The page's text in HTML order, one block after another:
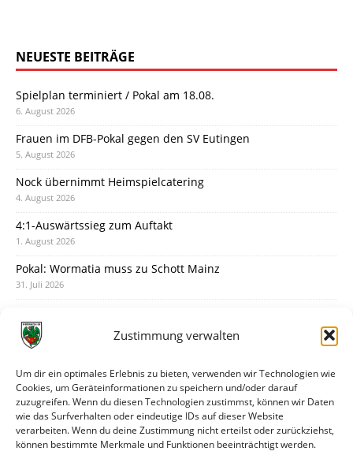
Zustimmung verwalten
Um dir ein optimales Erlebnis zu bieten, verwenden wir Technologien wie
Cookies, um Geräteinformationen zu speichern und/oder darauf
zuzugreifen. Wenn du diesen Technologien zustimmst, können wir Daten
wie das Surfverhalten oder eindeutige IDs auf dieser Website
verarbeiten. Wenn du deine Zustimmung nicht erteilst oder zurückziehst,
können bestimmte Merkmale und Funktionen beeinträchtigt werden.
NEUESTE BEITRÄGE
Spielplan terminiert / Pokal am 18.08.
6. August 2026
Frauen im DFB-Pokal gegen den SV Eutingen
5. August 2026
Nock übernimmt Heimspielcatering
4. August 2026
4:1-Auswärtssieg zum Auftakt
1. August 2026
Pokal: Wormatia muss zu Schott Mainz
31. Juli 2026
30. Juli 2026
28. Juli 2026
Neuer Rückensponsor
28. Juli 2026
Neue Podcast-Folge: So tickt Björn!